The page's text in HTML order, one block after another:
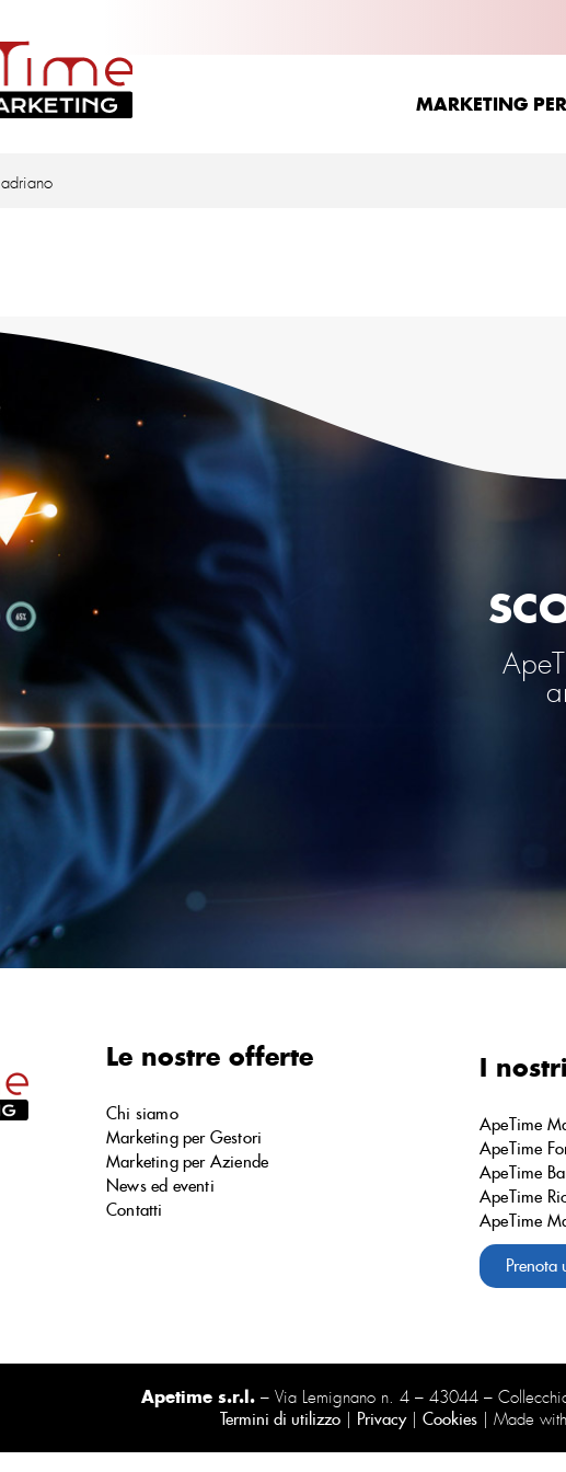
MARKETING
adriano
Le nostre offerte
Chi siamo
Marketing per Gestori
Marketing per Aziende
News ed eventi
Contatti
I
ApeTime
ApeTime
ApeTime
ApeTime
ApeTime
Prenota
Apetime s.r.l.– Via Lemignano n. 4 – 43044 –
Termini di utilizzo| Privacy| Cookies| Made
MARKETING